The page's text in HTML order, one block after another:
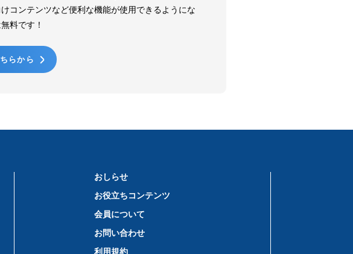
コンテンツなど便利な機能が使用できるようにな
料です！
らから
おしらせ
お役立ちコンテンツ
会員について
お問い合わせ
利用規約